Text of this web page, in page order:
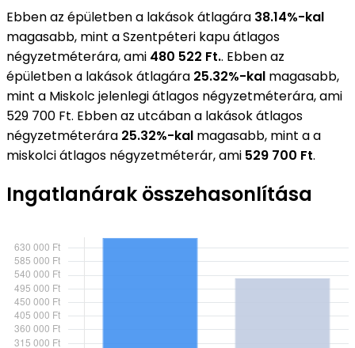
Ebben az épületben a lakások átlagára 38.14%-kal
magasabb, mint a Szentpéteri kapu átlagos
négyzetméterára, ami 480 522 Ft.. Ebben az
épületben a lakások átlagára 25.32%-kal magasabb,
mint a Miskolc jelenlegi átlagos négyzetméterára, ami
529 700 Ft. Ebben az utcában a lakások átlagos
négyzetméterára 25.32%-kal magasabb, mint a a
miskolci átlagos négyzetméterár, ami 529 700 Ft.
Ingatlanárak összehasonlítása